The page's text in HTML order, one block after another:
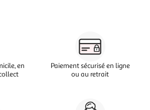
en
Paiement sécurisé en ligne
ou au retrait